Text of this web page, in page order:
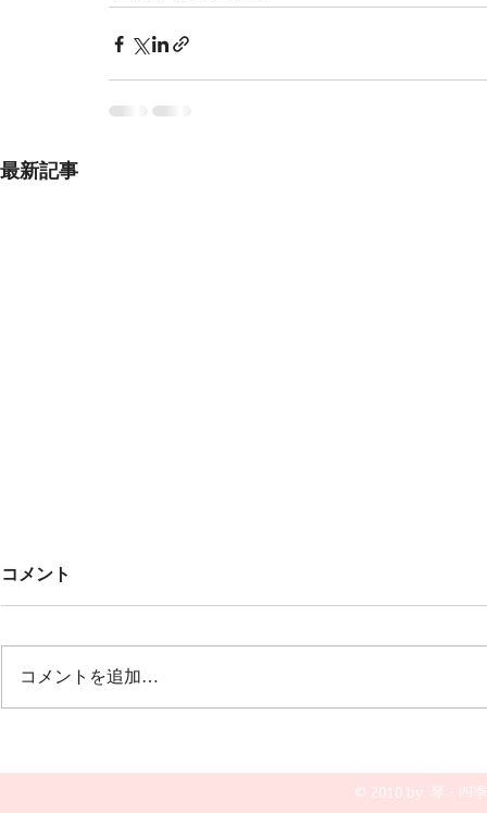
最新記事
Untitled
オープニング 冬の荒波から🎵風
で すごく盛り上がりました💖💖
💖
コメント
コメントを追加…
© 2010 by 琴・四